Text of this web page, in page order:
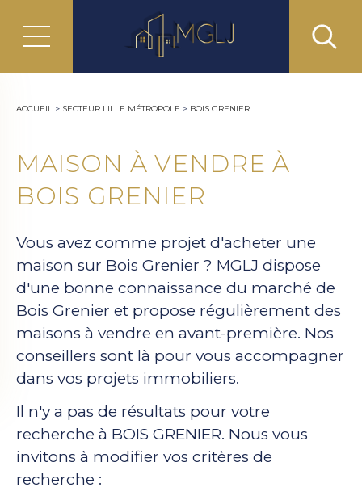
ACCUEIL > SECTEUR LILLE MÉTROPOLE > BOIS GRENIER
MAISON À VENDRE À
BOIS GRENIER
Vous avez comme projet d'acheter une
maison sur Bois Grenier ? MGLJ dispose
d'une bonne connaissance du marché de
Bois Grenier et propose régulièrement des
maisons à vendre en avant-première. Nos
conseillers sont là pour vous accompagner
dans vos projets immobiliers.
Il n'y a pas de résultats pour votre
recherche à BOIS GRENIER. Nous vous
invitons à modifier vos critères de
recherche :